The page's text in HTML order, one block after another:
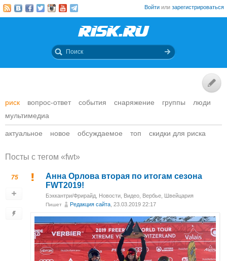
Войти или зарегистрироваться
риск вопрос-ответ события снаряжение группы
люди
мультимедиа
актуальное новое обсуждаемое топ скидки для риска
Посты c тегом «fwt»
75
Анна Орлова вторая по итогам сезона
FWT2019!
Бэккантри/Фрирайд Новости Видео Вербье, Швейцария
Пишет Редакция сайта , 23.03.2019 22:17